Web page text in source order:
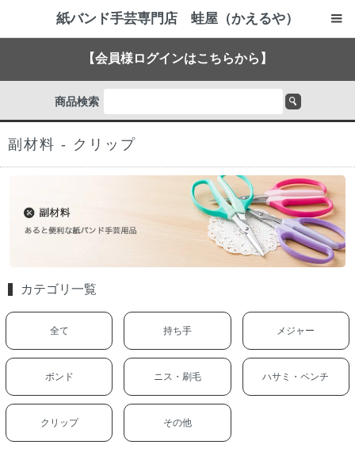
紙バンド手芸専門店 蛙屋（かえるや）
【会員様ログインはこちらから】
商品検索
副材料 - クリップ
カテゴリ一覧
全て 持ち手 メジャー
ボンド ニス・刷毛 ハサミ・ペンチ
クリップ その他